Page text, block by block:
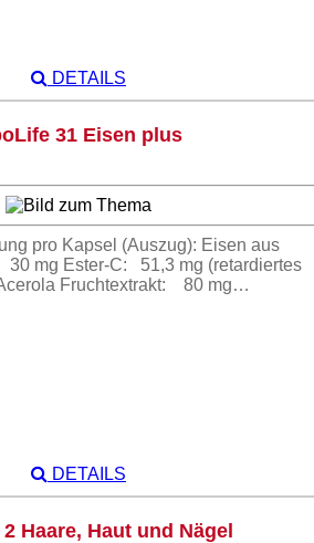
DETAILS
31 Eisen plus
pro Kapsel (Auszug): Eisen aus
30 mg Ester-C: 51,3 mg (retardiertes
Fruchtextrakt: 80 mg…
DETAILS
Haare, Haut und Nägel